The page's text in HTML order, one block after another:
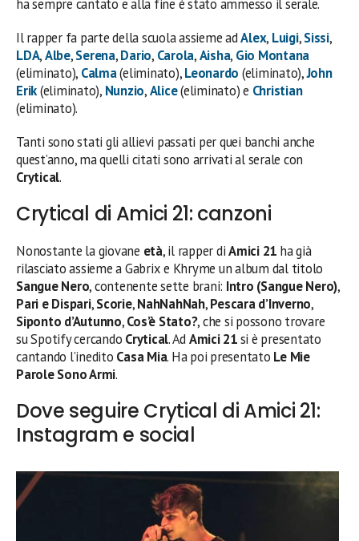
ha sempre cantato e alla fine è stato ammesso il serale.
Il rapper fa parte della scuola assieme adAlex, Luigi,Sissi,
LDA,Albe,Serena,Dario, Carola,Aisha, Gio Montana
(eliminato), Calma(eliminato),Leonardo (eliminato),John
Erik(eliminato), Nunzio,Alice(eliminato) e Christian
(eliminato).
Tanti sono stati gli allievi passati per quei banchi anche
quest’anno, ma quelli citati sono arrivati al serale con
Crytical.
Crytical di Amici 21: canzoni
Nonostante la giovane età, il rapper diAmici 21 ha già
rilasciato assieme a Gabrix e Khryme un album dal titolo
Sangue Nero, contenente sette brani: Intro (Sangue Nero),
Pari e Dispari,Scorie,NahNahNah,Pescara d’Inverno,
Siponto d’Autunno,Cos’è Stato?, che si possono trovare
su Spotify cercando Crytical. AdAmici 21si è presentato
cantando l’inedito Casa Mia. Ha poi presentato Le Mie
Parole Sono Armi.
Dove seguire Crytical di Amici 21:
Instagram e social